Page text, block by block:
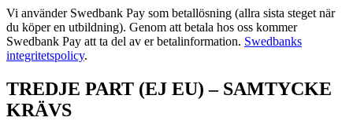
Vi använder Swedbank Pay som betallösning (allra sista steget när
du köper en utbildning). Genom att betala hos oss kommer
Swedbank Pay att ta del av er betalinformation. Swedbanks
integritetspolicy.
TREDJE PART (EJ EU) – SAMTYCKE
KRÄVS